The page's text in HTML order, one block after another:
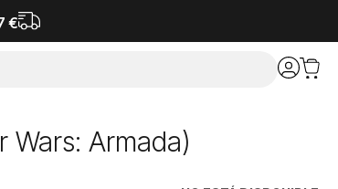
€
Wars: Armada)